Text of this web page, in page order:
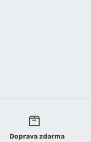
Doprava zdarma